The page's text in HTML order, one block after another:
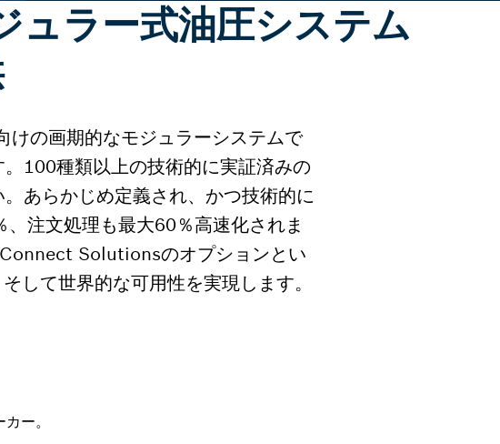
ラー式油圧システム
けの画期的なモジュラーシステムで
100種類以上の技術的に実証済みの
あらかじめ定義され、かつ技術的に
注文処理も最大60％高速化されま
Solutionsのオプションとい
して世界的な可用性を実現します。
ー。